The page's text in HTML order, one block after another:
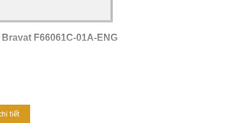
F66061C-01A-ENG
tiết